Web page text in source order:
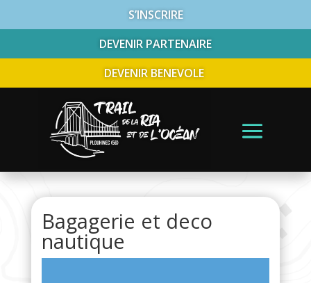
S’INSCRIRE
DEVENIR PARTENAIRE
DEVENIR BENEVOLE
Bagagerie et deco
nautique